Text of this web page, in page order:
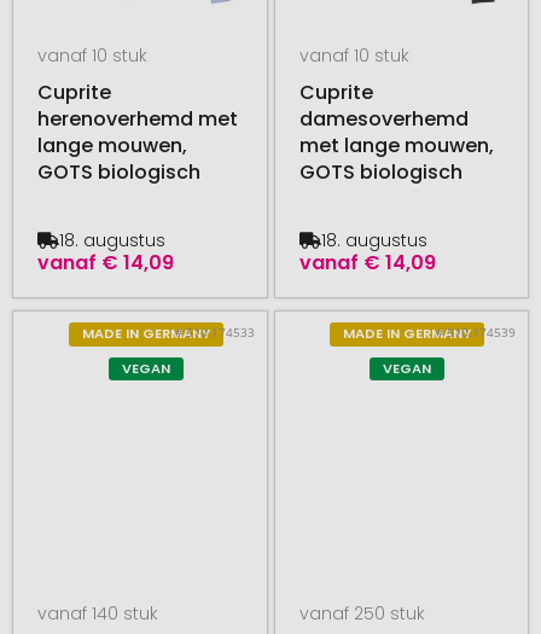
vanaf 10 stuk
Cuprite
herenoverhemd met
lange mouwen,
GOTS biologisch
vanaf € 14,09
18. augustus
vanaf 10 stuk
Cuprite
damesoverhemd
met lange mouwen,
GOTS biologisch
vanaf € 14,09
18. augustus
MADE IN GERMANY
VEGAN
# 510.174533
vanaf 140 stuk
MADE IN GERMANY
VEGAN
# 510.174539
vanaf 250 stuk